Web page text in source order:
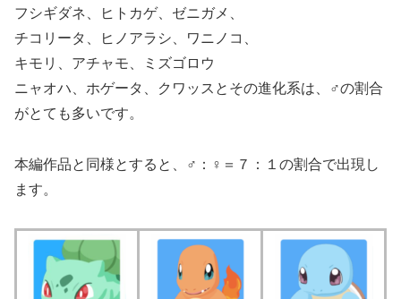
フシギダネ、ヒトカゲ、ゼニガメ、
チコリータ、ヒノアラシ、ワニノコ、
キモリ、アチャモ、ミズゴロウ
ニャオハ、ホゲータ、クワッスとその進化系は、♂の割合
がとても多いです。
本編作品と同様とすると、♂：♀＝７：１の割合で出現し
ます。